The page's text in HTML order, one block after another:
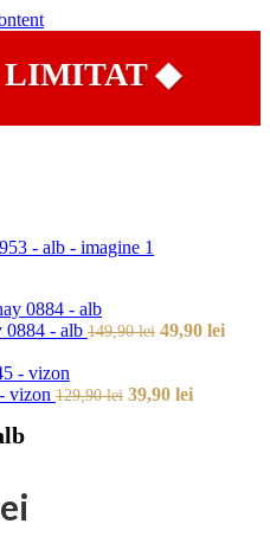
◆
0884 - alb 149,90lei Prețul
fost:
49,90 lei
vizon 129,90lei Prețul
39,90 leiPrețul